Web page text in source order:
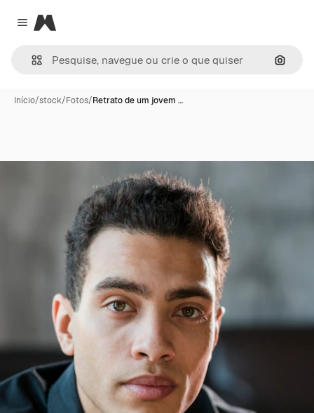
Close menu
Magnific
Início/stock/Fotos/Retrato de um jovem …